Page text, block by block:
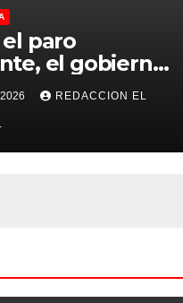
paro
el gobierno
a los
para que
el 75% de
presencial
REDACCION EL